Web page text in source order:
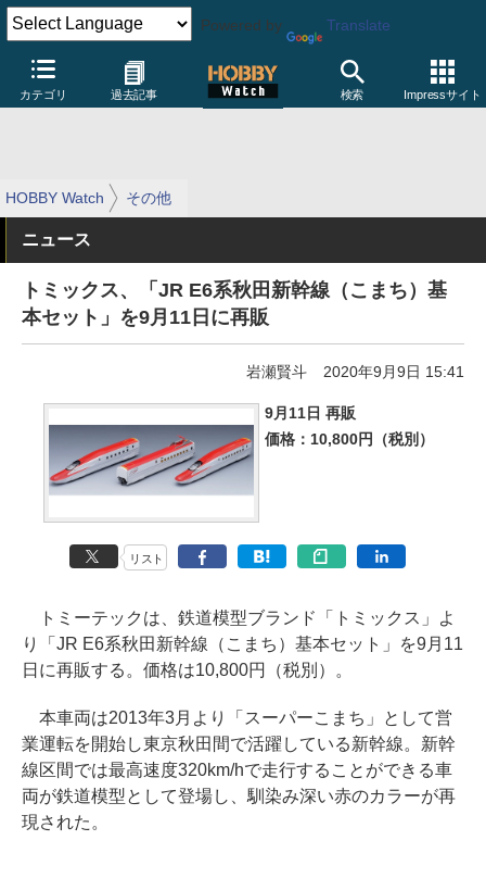
Powered by Translate
カテゴリ 過去記事 検索 Impressサイト
HOBBY Watch その他
ニュース
トミックス、「JR E6系秋田新幹線（こまち）基
本セット」を9月11日に再販
岩瀬賢斗 2020年9月9日 15:41
9月11日 再販
価格：10,800円（税別）
リスト
トミーテックは、鉄道模型ブランド「トミックス」よ
り「JR E6系秋田新幹線（こまち）基本セット」を9月11
日に再販する。価格は10,800円（税別）。
本車両は2013年3月より「スーパーこまち」として営
業運転を開始し東京秋田間で活躍している新幹線。新幹
線区間では最高速度320km/hで走行することができる車
両が鉄道模型として登場し、馴染み深い赤のカラーが再
現された。